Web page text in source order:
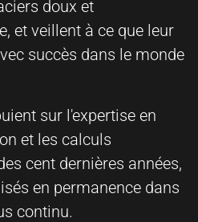
doux et
et veillent à ce que leur
succès dans le monde
sur l'expertise en
et les calculs
cent dernières années,
en permanence dans
continu.